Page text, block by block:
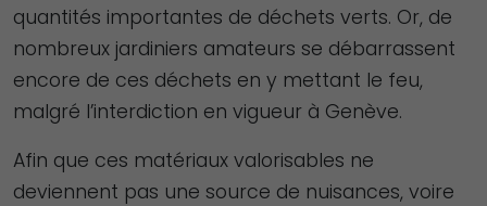
quantités importantes de déchets verts. Or, de
nombreux jardiniers amateurs se débarrassent
encore de ces déchets en y mettant le feu,
malgré l’interdiction en vigueur à Genève.
Afin que ces matériaux valorisables ne
deviennent pas une source de nuisances, voire